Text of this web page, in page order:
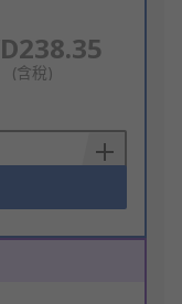
(含稅)